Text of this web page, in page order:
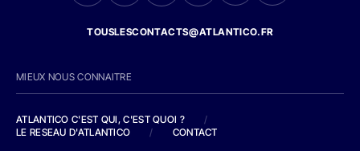
TOUSLESCONTACTS@ATLANTICO.FR
MIEUX NOUS CONNAITRE
ATLANTICO C'EST QUI, C'EST QUOI ?
/
LE RESEAU D'ATLANTICO
/ CONTACT